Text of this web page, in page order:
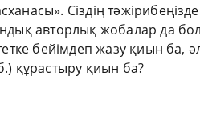
Сіздің
авторлық жобалар да
бейімдеп жазу қиын ба,
құрастыру қиын ба?